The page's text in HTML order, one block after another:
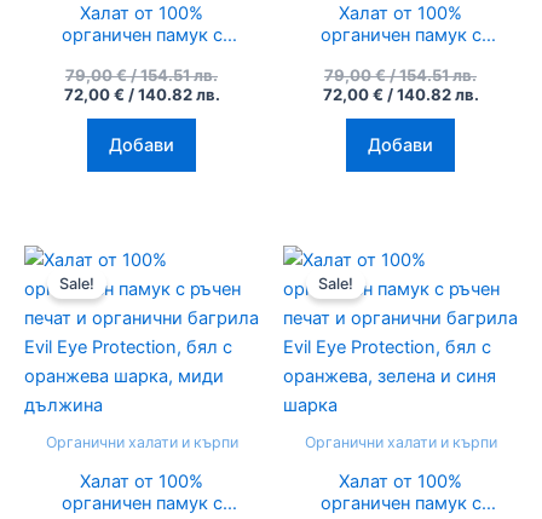
Халат от 100%
органичен памук с
органични багрила
Evil Eye Protection,
Buda, миди дължина
79,00€/ 154.51 лв.
72,00€ / 140.82 лв.
Добави
Халат от 100%
органичен памук с
органични багрила
Evil Eye Protection,
бял с оранжева синя
шарка
79,00€/ 154.51 лв.
72,00€ / 140.82 лв.
Добави
Sale!
Органични халати и кърпи
Халат от 100%
органичен памук с
was:
79,00 €
/
154.51
лв..
Текущата
е:
72,00 €
/
140.82
лв..
Sale!
Органични халати и кърпи
Халат от 100%
органичен памук с
was:
79,00 €
/
154.51
лв..
е:
72,00 €
/
140.82
лв..